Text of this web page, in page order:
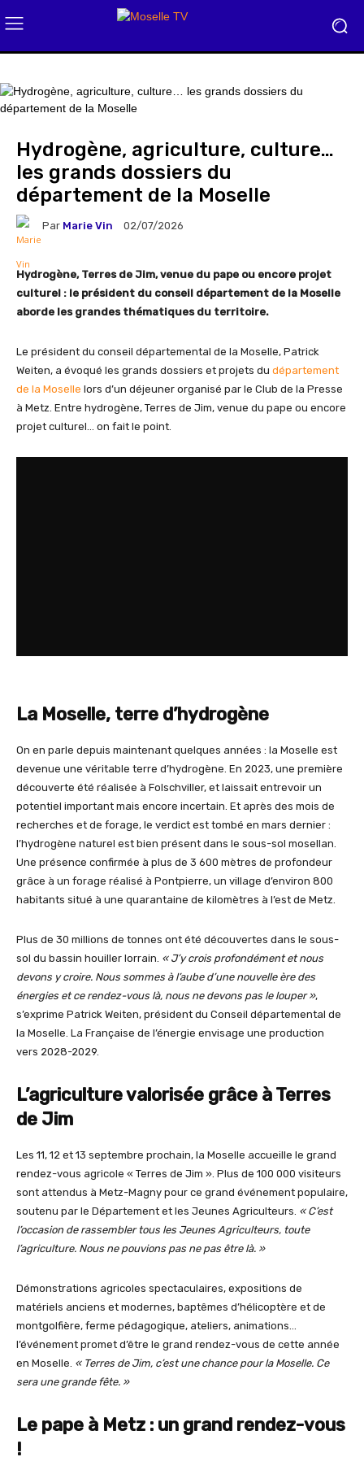
Hydrogène, agriculture, culture…
les grands dossiers du
département de la Moselle
Par Marie Vin 02/07/2026
Hydrogène, Terres de Jim, venue du pape ou encore projet
culturel : le président du conseil département de la Moselle
aborde les grandes thématiques du territoire.
Le président du conseil départemental de la Moselle, Patrick
Weiten, a évoqué les grands dossiers et projets du département
de la Moselle lors d’un déjeuner organisé par le Club de la Presse
à Metz. Entre hydrogène, Terres de Jim, venue du pape ou encore
projet culturel… on fait le point.
La Moselle, terre d’hydrogène
On en parle depuis maintenant quelques années : la Moselle est
devenue une véritable terre d’hydrogène. En 2023, une première
découverte été réalisée à Folschviller, et laissait entrevoir un
potentiel important mais encore incertain. Et après des mois de
recherches et de forage, le verdict est tombé en mars dernier :
l’hydrogène naturel est bien présent dans le sous-sol mosellan.
Une présence confirmée à plus de 3 600 mètres de profondeur
grâce à un forage réalisé à Pontpierre, un village d’environ 800
habitants situé à une quarantaine de kilomètres à l’est de Metz.
Plus de 30 millions de tonnes ont été découvertes dans le sous-
sol du bassin houiller lorrain. « J’y crois profondément et nous
devons y croire. Nous sommes à l’aube d’une nouvelle ère des
énergies et ce rendez-vous là, nous ne devons pas le louper »,
s’exprime Patrick Weiten, président du Conseil départemental de
la Moselle. La Française de l’énergie envisage une production
vers 2028-2029.
L’agriculture valorisée grâce à Terres
de Jim
Les 11, 12 et 13 septembre prochain, la Moselle accueille le grand
rendez-vous agricole « Terres de Jim ». Plus de 100 000 visiteurs
sont attendus à Metz-Magny pour ce grand événement populaire,
soutenu par le Département et les Jeunes Agriculteurs. « C’est
l’occasion de rassembler tous les Jeunes Agriculteurs, toute
l’agriculture. Nous ne pouvions pas ne pas être là. »
Démonstrations agricoles spectaculaires, expositions de
matériels anciens et modernes, baptêmes d’hélicoptère et de
montgolfière, ferme pédagogique, ateliers, animations…
l’événement promet d’être le grand rendez-vous de cette année
en Moselle. « Terres de Jim, c’est une chance pour la Moselle. Ce
sera une grande fête. »
Le pape à Metz : un grand rendez-vous
!